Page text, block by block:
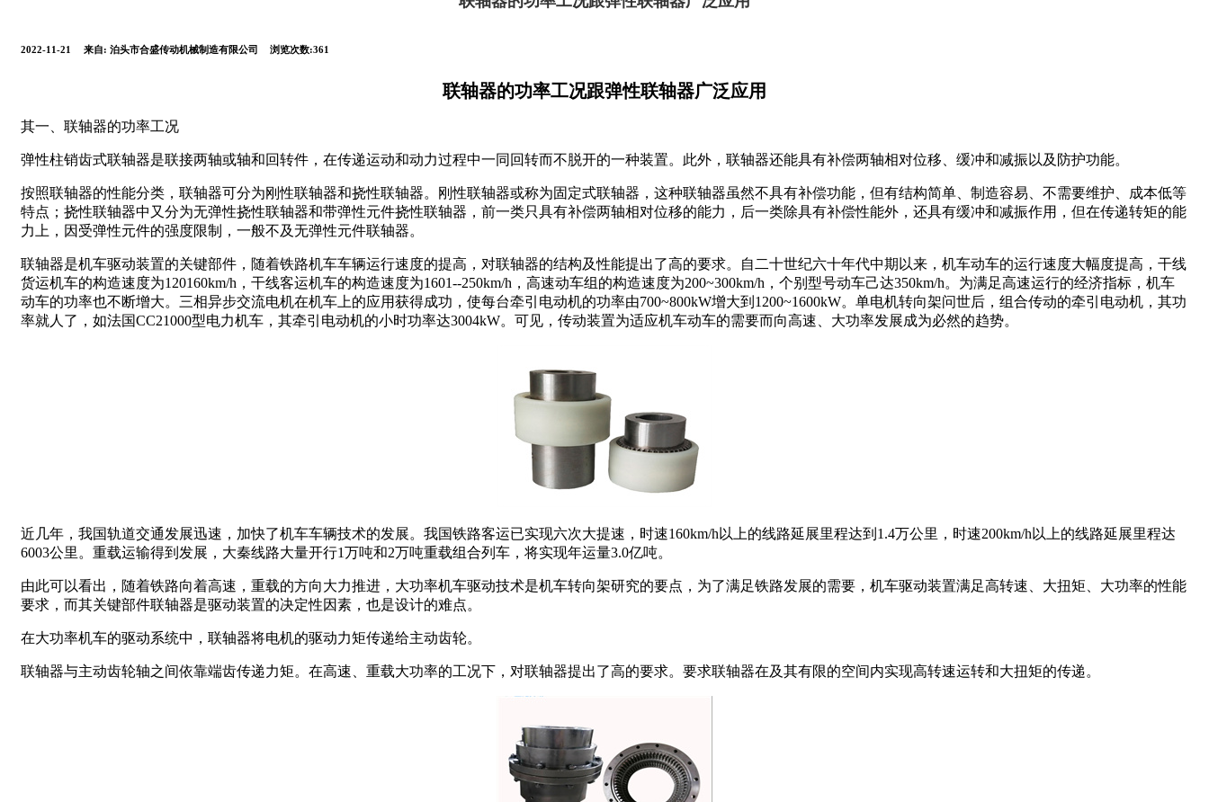
2022-11-21 来自: 泊头市合盛传动机械制造有限公司 浏览次数:361
联轴器的功率工况跟弹性联轴器广泛应用
其一、联轴器的功率工况
弹性柱销齿式联轴器是联接两轴或轴和回转件，在传递运动和动力过程中一同回转而不脱开的一种装置。此外，联轴器还能具有补偿两轴相对位移、缓冲和减振以及防护功能。
按照联轴器的性能分类，联轴器可分为刚性联轴器和挠性联轴器。刚性联轴器或称为固定式联轴器，这种联轴器虽然不具有补偿功能，但有结构简单、制造容易、不需要维护、成本低等
特点；挠性联轴器中又分为无弹性挠性联轴器和带弹性元件挠性联轴器，前一类只具有补偿两轴相对位移的能力，后一类除具有补偿性能外，还具有缓冲和减振作用，但在传递转矩的能
力上，因受弹性元件的强度限制，一般不及无弹性元件联轴器。
联轴器是机车驱动装置的关键部件，随着铁路机车车辆运行速度的提高，对联轴器的结构及性能提出了高的要求。自二十世纪六十年代中期以来，机车动车的运行速度大幅度提高，干线
货运机车的构造速度为120160km/h，干线客运机车的构造速度为1601--250km/h，高速动车组的构造速度为200~300km/h，个别型号动车己达350km/h。为满足高速运行的经济指标，机车
动车的功率也不断增大。三相异步交流电机在机车上的应用获得成功，使每台牵引电动机的功率由700~800kW增大到1200~1600kW。单电机转向架问世后，组合传动的牵引电动机，其功
率就人了，如法国CC21000型电力机车，其牵引电动机的小时功率达3004kW。可见，传动装置为适应机车动车的需要而向高速、大功率发展成为必然的趋势。
近几年，我国轨道交通发展迅速，加快了机车车辆技术的发展。我国铁路客运已实现六次大提速，时速160km/h以上的线路延展里程达到1.4万公里，时速200km/h以上的线路延展里程达
6003公里。重载运输得到发展，大秦线路大量开行1万吨和2万吨重载组合列车，将实现年运量3.0亿吨。
由此可以看出，随着铁路向着高速，重载的方向大力推进，大功率机车驱动技术是机车转向架研究的要点，为了满足铁路发展的需要，机车驱动装置满足高转速、大扭矩、大功率的性能
要求，而其关键部件联轴器是驱动装置的决定性因素，也是设计的难点。
在大功率机车的驱动系统中，联轴器将电机的驱动力矩传递给主动齿轮。
联轴器与主动齿轮轴之间依靠端齿传递力矩。在高速、重载大功率的工况下，对联轴器提出了高的要求。要求联轴器在及其有限的空间内实现高转速运转和大扭矩的传递。